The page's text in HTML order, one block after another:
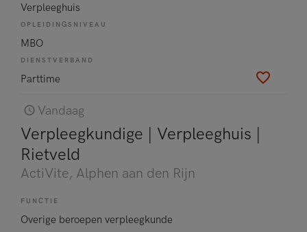
Verpleeghuis
OPLEIDINGSNIVEAU
MBO
DIENSTVERBAND
Parttime
Vandaag
Verpleegkundige | Verpleeghuis |
Rietveld
ActiVite, Alphen aan den Rijn
FUNCTIE
Overige beroepen verpleegkunde